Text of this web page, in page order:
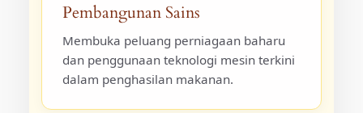
Pembangunan Sains
Membuka peluang perniagaan baharu
dan penggunaan teknologi mesin terkini
dalam penghasilan makanan.